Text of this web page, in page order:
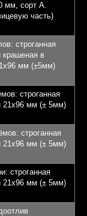
мм, сорт А.
часть)
строганная
крашеная в
мм (±5мм)
строганная
21х96 мм (± 5мм)
строганная
21х96 мм (± 5мм)
строганная
21х96 мм (± 5мм)